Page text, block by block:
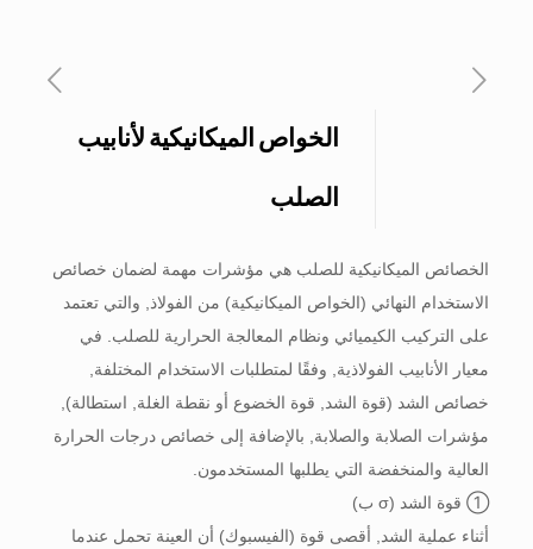
الخواص الميكانيكية لأنابيب
الصلب
الخصائص الميكانيكية للصلب هي مؤشرات مهمة لضمان خصائص
الاستخدام النهائي (الخواص الميكانيكية) من الفولاذ, والتي تعتمد
على التركيب الكيميائي ونظام المعالجة الحرارية للصلب. في
معيار الأنابيب الفولاذية, وفقًا لمتطلبات الاستخدام المختلفة,
خصائص الشد (قوة الشد, قوة الخضوع أو نقطة الغلة, استطالة),
مؤشرات الصلابة والصلابة, بالإضافة إلى خصائص درجات الحرارة
العالية والمنخفضة التي يطلبها المستخدمون.
① قوة الشد (σ ب)
أثناء عملية الشد, أقصى قوة (الفيسبوك) أن العينة تحمل عندما